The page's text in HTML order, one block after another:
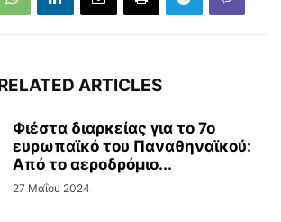
ARTICLES
Φιέστα διαρκείας για το 7ο
ευρωπαϊκό του Παναθηναϊκού:
Από το αεροδρόμιο...
27 Μαΐου 2024